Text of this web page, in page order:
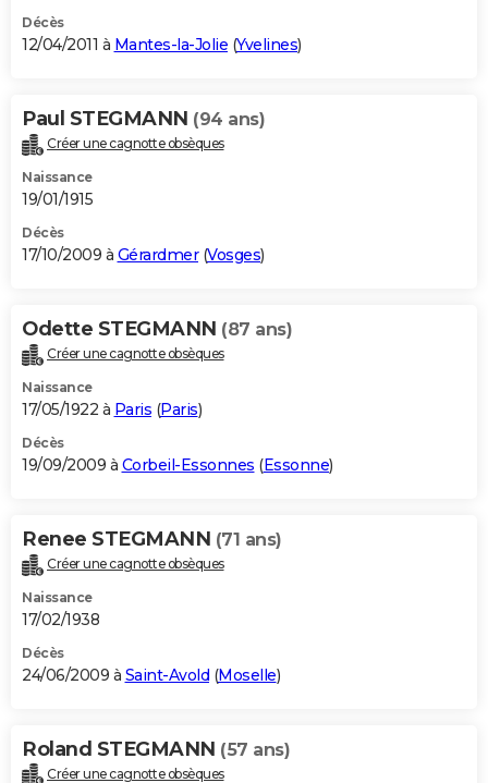
Décès
12/04/2011 à Mantes-la-Jolie (Yvelines)
Paul STEGMANN (94 ans)
Créer une cagnotte obsèques
Naissance
19/01/1915
Décès
17/10/2009 à Gérardmer(Vosges)
Odette STEGMANN (87 ans)
Créer une cagnotte obsèques
Naissance
17/05/1922 à Paris (Paris)
Décès
19/09/2009 à Corbeil-Essonnes (Essonne)
Renee STEGMANN (71 ans)
Créer une cagnotte obsèques
Naissance
17/02/1938
Décès
24/06/2009 à Saint-Avold (Moselle)
Roland STEGMANN (57 ans)
Créer une cagnotte obsèques